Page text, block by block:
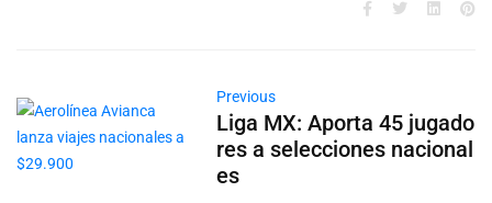
Previous
Liga MX: Aporta 45 jugado
res a selecciones nacional
es